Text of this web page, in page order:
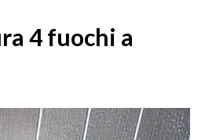
4 fuochi a